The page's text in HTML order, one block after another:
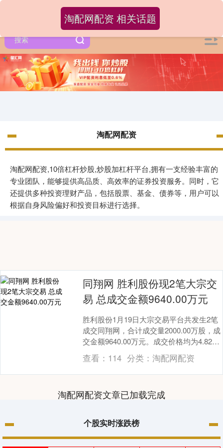
淘配网配资
淘配网配资,10倍杠杆炒股,炒股加杠杆平台,拥有一支经验丰富的
专业团队，能够提供高品质、高效率的证券投资服务。同时，它
还提供多种投资理财产品，包括股票、基金、债券等，用户可以
根据自身风险偏好和投资目标进行选择。
淘配网配资 相关话题
同翔网 胜利股份现2笔大宗交
易 总成交金额9640.00万元
胜利股份1月19日大宗交易平台共发生2笔
成交同翔网，合计成交量2000.00万股，成
交金额9640.00万元。成交价格均为4.82
元，相对今日收盘价折价1.43....
查看： 114 分类： 淘配网配资
淘配网配资文章已加载完成
个股实时涨跌榜